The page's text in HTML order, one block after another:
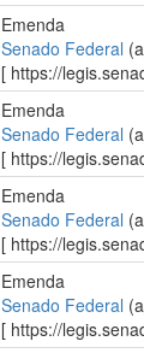
Emenda
Senado Federal
[ https://
Emenda
Senado Federal
[ https://
Emenda
Senado Federal
[ https://
Emenda
Senado Federal
[ https://